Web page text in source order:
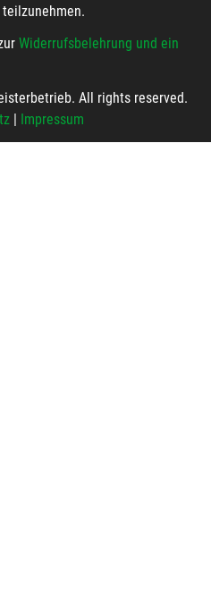
Widerrufsbelehrung und ein
All rights reserved.
| Impressum